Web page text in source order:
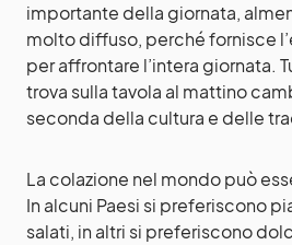
importante della giornata,
molto diffuso, perché fornisce
per affrontare l’intera giornata.
trova sulla tavola al mattino
seconda della cultura e delle
La colazione nel mondo può
In alcuni Paesi si preferiscono
salati, in altri si preferiscono